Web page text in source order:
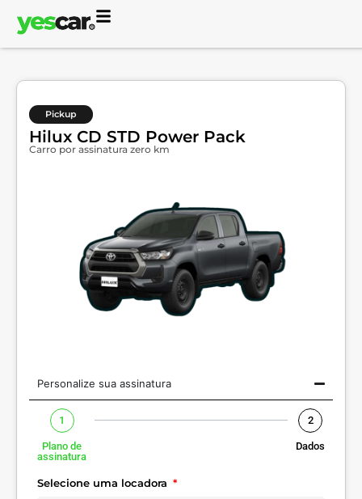
Pickup
Hilux CD STD Power Pack
Carro por assinatura zero km
Personalize sua assinatura
1
Plano de
assinatura
2
Dados
Selecione uma locadora